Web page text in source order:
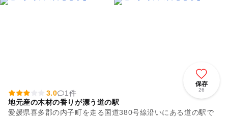
保存
26
3.0
1件
地元産の木材の香りが漂う道の駅
愛媛県喜多郡の内子町を走る国道380号線沿いにある道の駅で